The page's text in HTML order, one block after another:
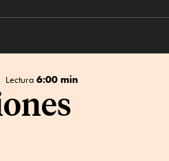
Lectura 6:00 min